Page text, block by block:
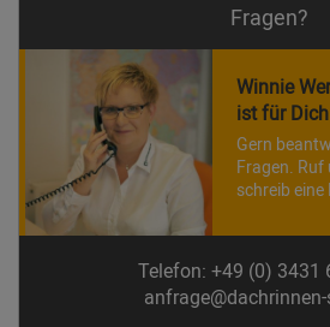
Fragen?
Winnie
ist für
Gern
Fragen. Ruf
schreib eine
Telefon: +49 (0) 3431